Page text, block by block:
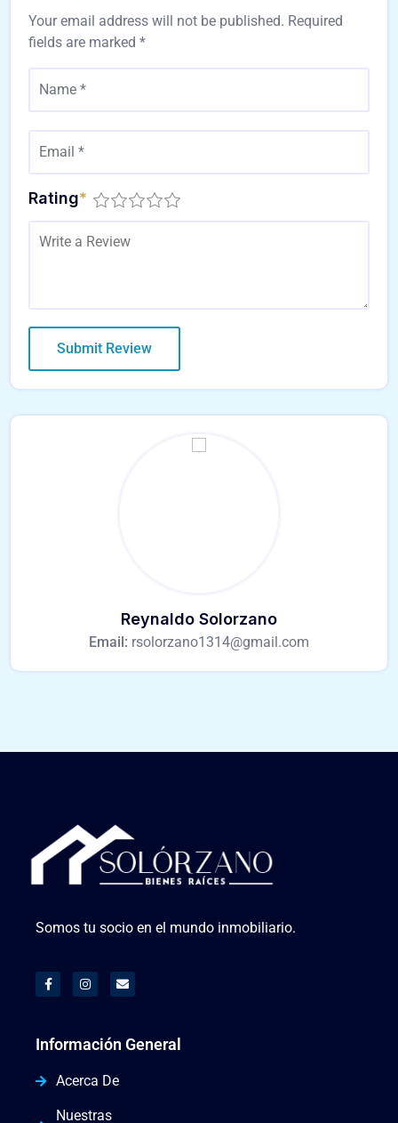
Your email address will not be published. Required
fields are marked *
Rating*
Reynaldo Solorzano
Email: rsolorzano1314@gmail.com
Somos tu socio en el mundo inmobiliario.
Información General
Acerca De
Nuestras